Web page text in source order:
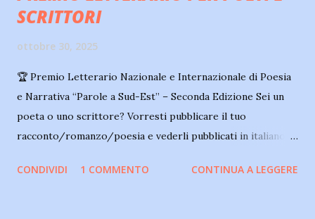
SCRITTORI
ottobre 30, 2025
🏆 Premio Letterario Nazionale e Internazionale di Poesia
e Narrativa “Parole a Sud-Est” – Seconda Edizione Sei un
poeta o uno scrittore? Vorresti pubblicare il tuo
racconto/romanzo/poesia e vederli pubblicati in italiano,
! I vincitori( per le sezioni dedicate alle opere inedite)
CONDIVIDI 1 COMMENTO CONTINUA A LEGGERE